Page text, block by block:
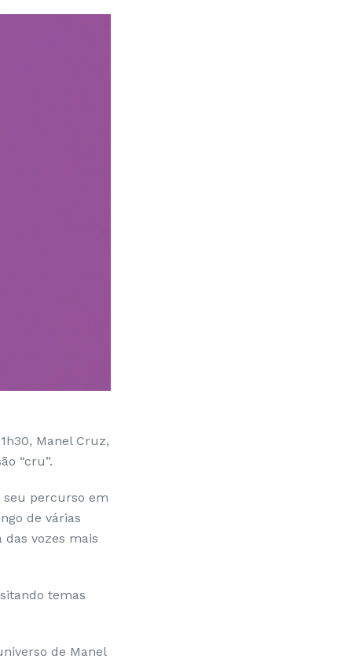
Manel Cruz,
“cru”.
seu percurso em
de várias
vozes mais
temas
de Manel